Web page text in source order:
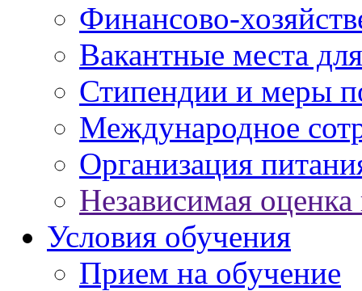
Финансово-
Вакантные места
Стипендии и меры
Международное
Организация
Независимая оценка
Условия обучения
Прием на обучение